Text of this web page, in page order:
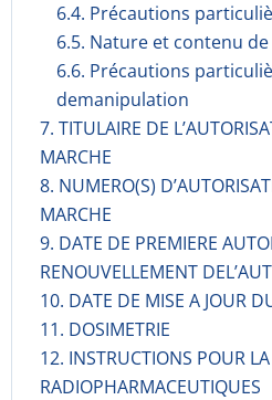
6.4. Précautions
6.5. Nature et contenu
6.6. Précautions
demanipulation
7. TITULAIRE DE
MARCHE
8. NUMERO(S)
MARCHE
9. DATE DE PREMIERE
RENOUVELLEMENT
10. DATE DE MISE A JOUR
11. DOSIMETRIE
12. INSTRUCTIONS POUR
RADIOPHARMACE­UTIQUES